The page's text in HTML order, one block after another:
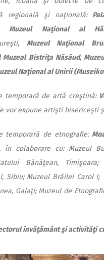
regională şi naţională:
Muzeul Naţional al
, Muzeul Naţional
Muzeal Bistriţa Năsăud,
Naţional al Unirii
temporară de artă creştină:
vor expune artişti bisericeşti
temporară de etnografie:
în colaborare cu: Muzeul
Bănăţean,
Sibiu; Muzeul Brăilei Carol
Galaţi; Muzeul de
învăţământ şi activităţi